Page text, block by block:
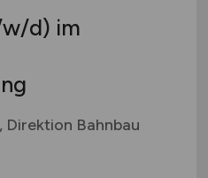
d) im
Direktion Bahnbau